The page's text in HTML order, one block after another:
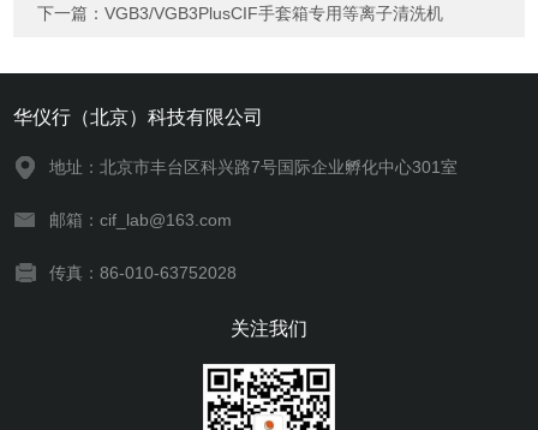
下一篇：VGB3/VGB3PlusCIF手套箱专用等离子清洗机
华仪行（北京）科技有限公司
地址：北京市丰台区科兴路7号国际企业孵化中心301室
邮箱：cif_lab@163.com
传真：86-010-63752028
关注我们